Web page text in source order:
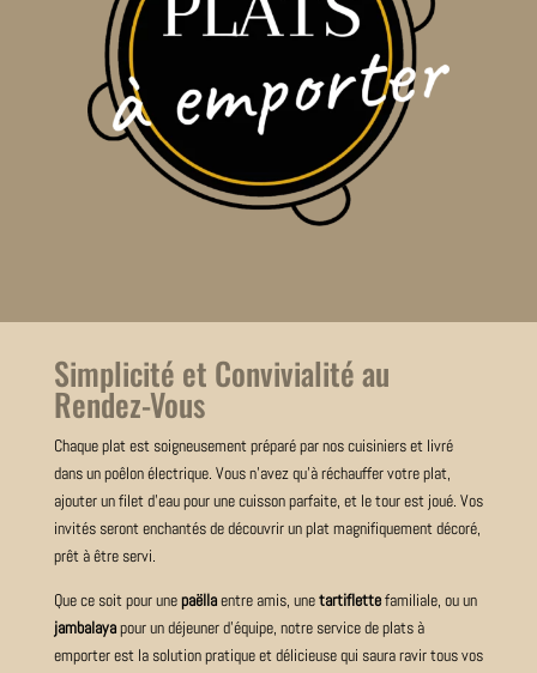
Simplicité et Convivialité au
Rendez-Vous
Chaque plat est soigneusement préparé par nos cuisiniers et livré
dans un poêlon électrique. Vous n’avez qu’à réchauffer votre plat,
ajouter un filet d’eau pour une cuisson parfaite, et le tour est joué. Vos
invités seront enchantés de découvrir un plat magnifiquement décoré,
prêt à être servi.
Que ce soit pour unepaëllaentre amis, unetartiflettefamiliale, ou un
jambalayapour un déjeuner d’équipe, notre service de plats à
emporter est la solution pratique et délicieuse qui saura ravir tous vos